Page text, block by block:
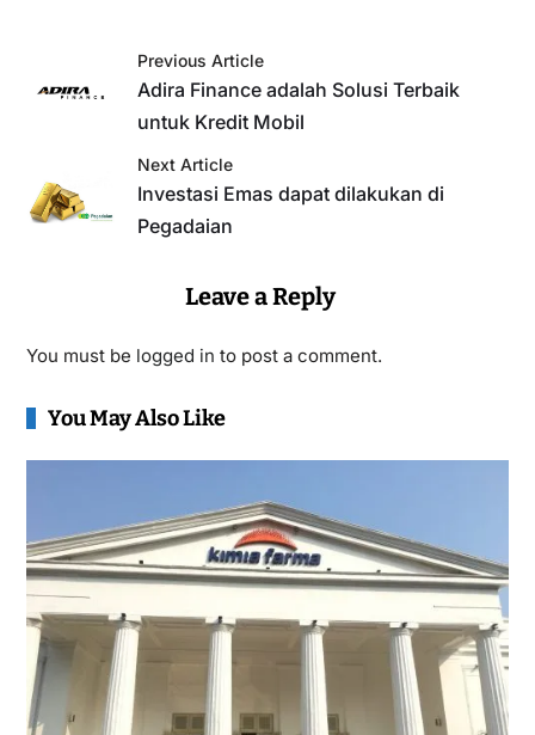
Previous Article
Adira Finance adalah Solusi Terbaik
untuk Kredit Mobil
Next Article
Investasi Emas dapat dilakukan di
Pegadaian
Leave a Reply
You must be logged in to post a comment.
You May Also Like